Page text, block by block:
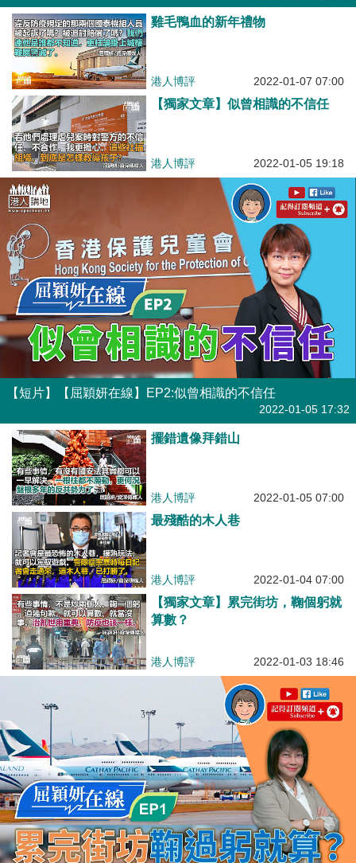
雞毛鴨血的新年禮物
港人博評 2022-01-07 07:00
【獨家文章】似曾相識的不信任
港人博評 2022-01-05 19:18
【短片】【屈穎妍在線】EP2:似曾相識的不信任
2022-01-05 17:32
擺錯遺像拜錯山
港人博評 2022-01-05 07:00
最殘酷的木人巷
港人博評 2022-01-04 07:00
【獨家文章】累完街坊，鞠個躬就
算數？
港人博評 2022-01-03 18:46